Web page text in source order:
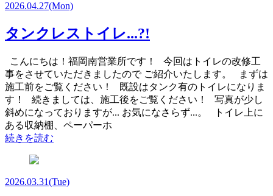
2026.04.27(Mon)
タンクレストイレ...?!
こんにちは！福岡南営業所です！ 今回はトイレの改修工
事をさせていただきましたので ご紹介いたします。 まずは
施工前をご覧ください！ 既設はタンク有のトイレになりま
す！ 続きましては、施工後をご覧ください！ 写真が少し
斜めになっておりますが... お気になさらず...。 トイレ上に
ある収納棚、ペーパーホ
続きを読む
2026.03.31(Tue)